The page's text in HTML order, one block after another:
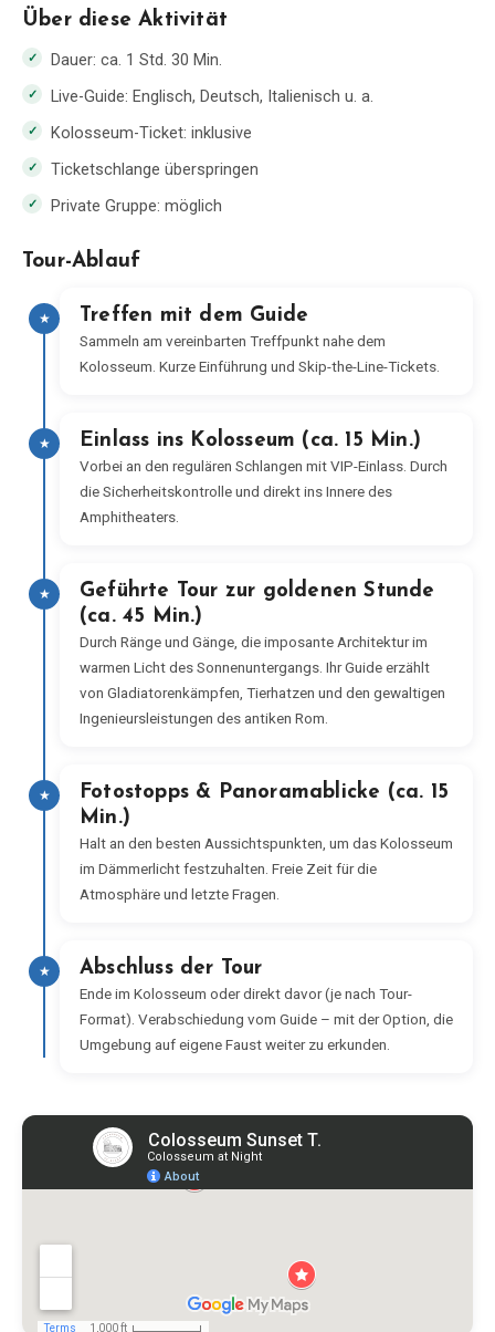
Über diese Aktivität
Dauer: ca. 1 Std. 30 Min.
Live-Guide: Englisch, Deutsch, Italienisch u. a.
Kolosseum-Ticket: inklusive
Ticketschlange überspringen
Private Gruppe: möglich
Tour-Ablauf
★ Treffen mit dem Guide
Sammeln am vereinbarten Treffpunkt nahe dem
Kolosseum. Kurze Einführung und Skip-the-Line-Tickets.
★ Einlass ins Kolosseum (ca. 15 Min.)
Vorbei an den regulären Schlangen mit VIP-Einlass. Durch
die Sicherheitskontrolle und direkt ins Innere des
Amphitheaters.
★
Geführte Tour zur goldenen Stunde
(ca. 45 Min.)
Durch Ränge und Gänge, die imposante Architektur im
warmen Licht des Sonnenuntergangs. Ihr Guide erzählt
von Gladiatorenkämpfen, Tierhatzen und den gewaltigen
Ingenieursleistungen des antiken Rom.
★
Fotostopps & Panoramablicke (ca. 15
Min.)
Halt an den besten Aussichtspunkten, um das Kolosseum
im Dämmerlicht festzuhalten. Freie Zeit für die
Atmosphäre und letzte Fragen.
★ Abschluss der Tour
Ende im Kolosseum oder direkt davor (je nach Tour-
Format). Verabschiedung vom Guide – mit der Option, die
Umgebung auf eigene Faust weiter zu erkunden.